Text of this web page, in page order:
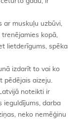
ar muskuļu uzbūvi,
kopā,
lietderīgums, spēka
izdarīt to vai ko
pēdējais aizeju.
noteikti ir
ieguldījums, darba
neko nemēģinu